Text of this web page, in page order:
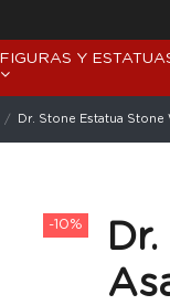
FIGURAS Y
Dr. Stone Estatua
-10%